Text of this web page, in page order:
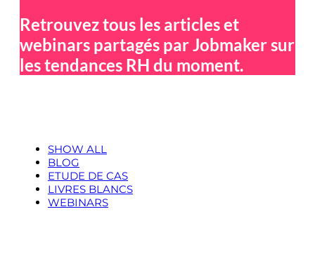
Retrouvez tous les articles et
webinars partagés par Jobmaker sur
les tendances RH du moment.
SHOW ALL
BLOG
ETUDE DE CAS
LIVRES BLANCS
WEBINARS